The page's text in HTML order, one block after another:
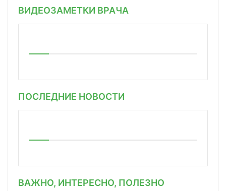
ВИДЕОЗАМЕТКИ ВРАЧА
ПОСЛЕДНИЕ НОВОСТИ
ВАЖНО, ИНТЕРЕСНО, ПОЛЕЗНО